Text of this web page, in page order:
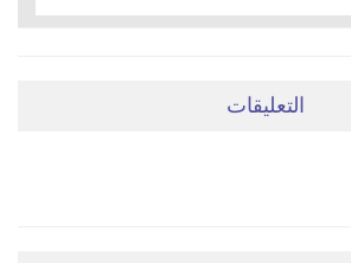
التعليقات